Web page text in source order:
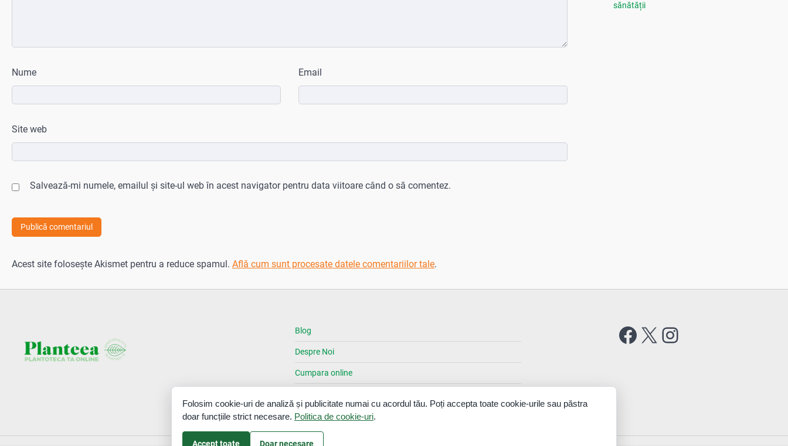
Nume Email
Site web
Salvează-mi numele, emailul și site-ul web în acest navigator pentru data viitoare când o să comentez.
Acest site folosește Akismet pentru a reduce spamul. Află cum sunt procesate datele comentariilor tale.
sănătății
Blog
Despre Noi
Cumpara online
Contact
Facebook
X Instagram
Folosim cookie-uri de analiză și publicitate numai cu acordul tău. Poți accepta toate cookie-urile sau păstra
doar funcțiile strict necesare. Politica de cookie-uri.
Accept toate Doar necesare